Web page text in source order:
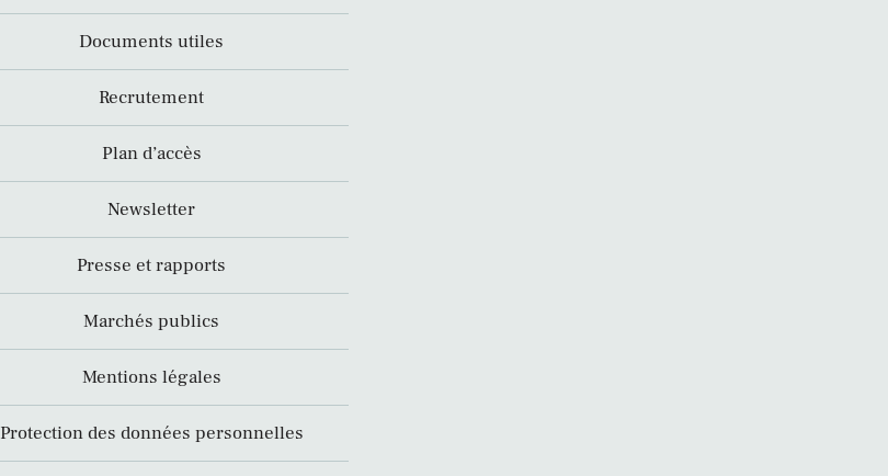
Documents utiles
Recrutement
Plan d’accès
Newsletter
Presse et rapports
Marchés publics
Mentions légales
Protection des données personnelles